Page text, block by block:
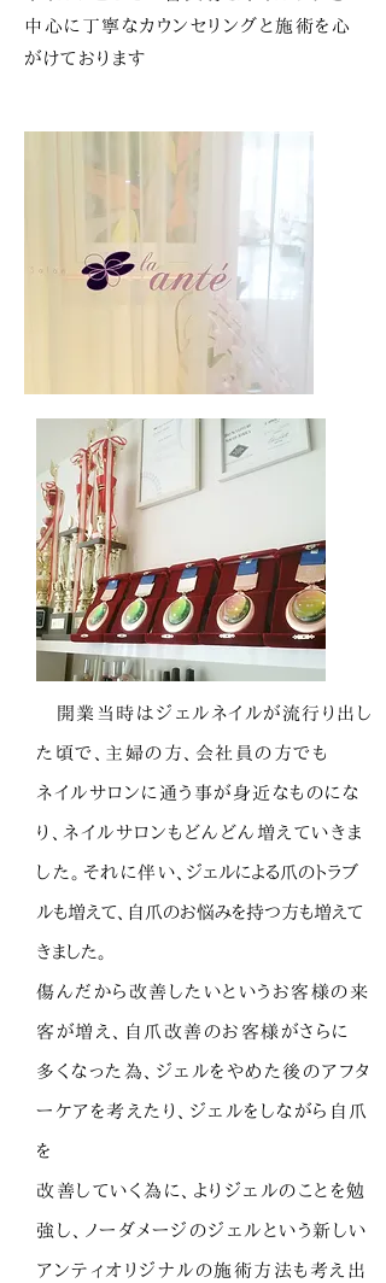
中心に丁寧なカウンセリングと施術を心
がけております
開業当時はジェルネイルが流行り出し
た頃で、主婦の方、会社員の方でも
ネイルサロンに通う事が身近なものにな
り、ネイルサロンもどんどん増えていきま
した。それに伴い、ジェルによる爪のトラブ
ルも増えて、自爪のお悩みを持つ方も増えて
きました。
傷んだから改善したいというお客様の来
客が増え、 自爪改善のお客様がさらに
多くなった為、ジェルをやめた後のアフタ
ーケアを考えたり、 ジェルをしながら自爪
を
改善していく為に、よりジェルのことを勉
強し、 ノーダメージのジェルという新しい
アンティオリジナルの施術方法も考え出